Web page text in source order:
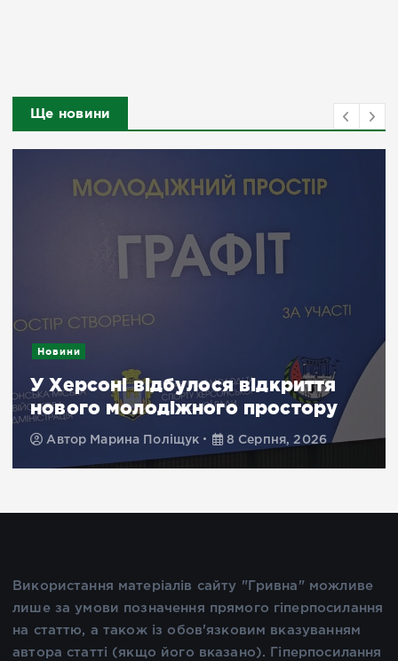
Ще новини
Новини
У Херсоні відбулося відкриття
нового молодіжного простору
Автор Марина Поліщук 8 Серпня, 2026
Використання матеріалів сайту "Гривна" можливе
лише за умови позначення прямого гіперпосилання
на статтю, а також із обов'язковим вказуванням
автора статті (якщо його вказано). Гіперпосилання